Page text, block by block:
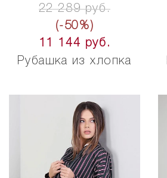
22 289 руб.
(-50%)
11 144 руб.
Рубашка из хлопка